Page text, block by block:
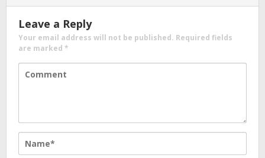
Leave a Reply
Your email address will not be published. Required fields
are marked *